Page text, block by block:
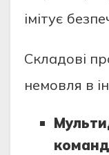
імітує
Складові
немовля в